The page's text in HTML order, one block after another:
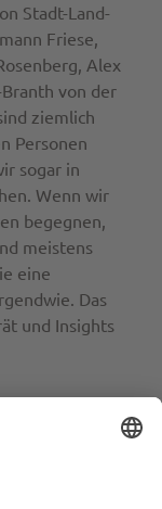
Stadt-Land-
Friese,
Alex
von der
ziemlich
Personen
sogar in
Wenn wir
begegnen,
meistens
eine
Das
und Insights
die Museen
vom Verein